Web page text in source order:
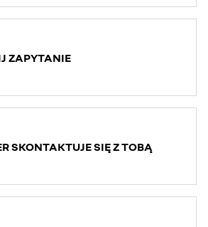
ZAPYTANIE
SKONTAKTUJE SIĘ Z TOBĄ